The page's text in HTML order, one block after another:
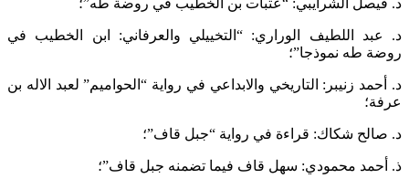
الشرايبي: “عتبات بن الخطيب في روضة طه”؛
اللطيف الوراري: “التخييلي والعرفاني: ابن الخطيب في
طه نموذجا”؛
زنيبر: التاريخي والابداعي في رواية “الحواميم” لعبد الاله بن
شكاك: قراءة في رواية “جبل قاف”؛
محمودي: سهل قاف فيما تضمنه جبل قاف”؛